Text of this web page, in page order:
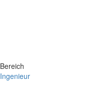
Bereich
Ingenieur